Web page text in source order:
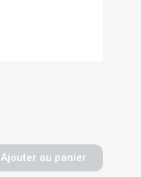
Ajouter au panier